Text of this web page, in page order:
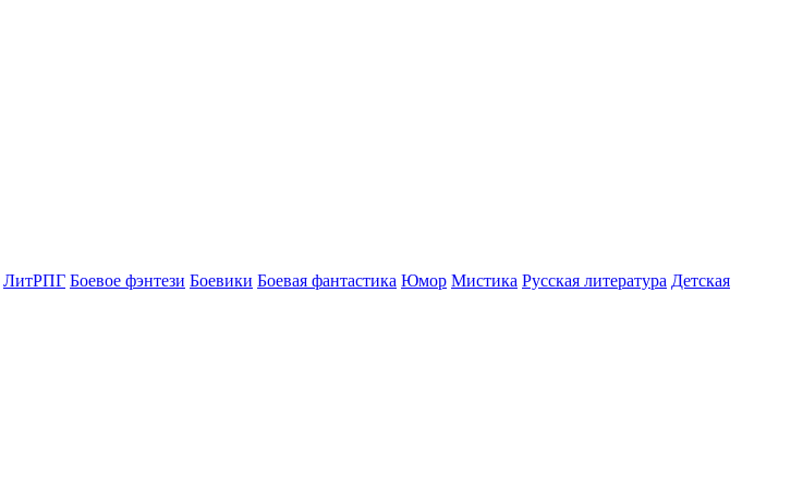
ЛитРПГ Боевое фэнтези Боевики Боевая фантастика Юмор Мистика Русская литература Детская